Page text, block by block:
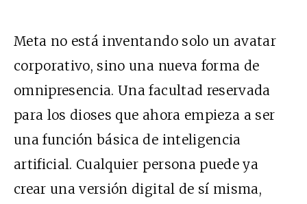
Meta no está inventando solo un avatar
corporativo, sino una nueva forma de
omnipresencia. Una facultad reservada
para los dioses que ahora empieza a ser
una función básica de inteligencia
artificial. Cualquier persona puede ya
crear una versión digital de sí misma,